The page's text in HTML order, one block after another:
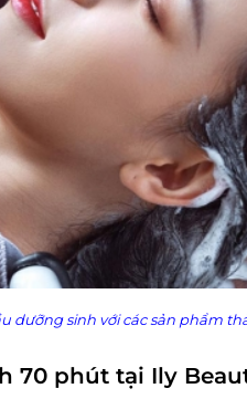
dưỡng sinh với các sản phẩm
70 phút tại Ily